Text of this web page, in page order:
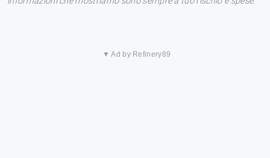
▼ Ad by Refinery89